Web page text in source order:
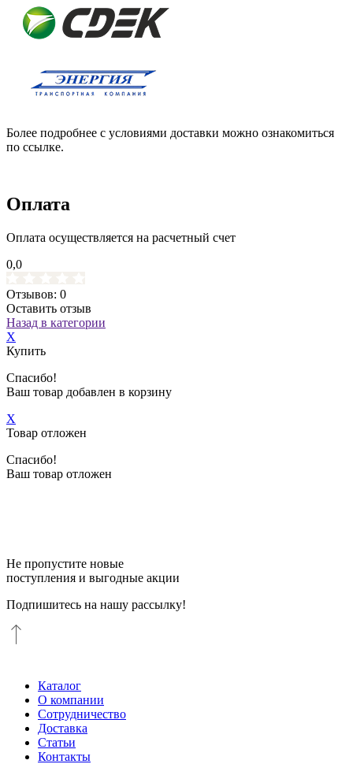
Более подробнее с условиями доставки можно ознакомиться
по ссылке.
Оплата
Оплата осуществляется на расчетный счет
0,0
Отзывов: 0
Оставить отзыв
Назад в категории
X
Купить
Спасибо!
Ваш товар добавлен в корзину
X
Товар отложен
Спасибо!
Ваш товар отложен
Не пропустите новые
поступления и выгодные акции
Подпишитесь на нашу рассылку!
Каталог
О компании
Сотрудничество
Доставка
Статьи
Контакты